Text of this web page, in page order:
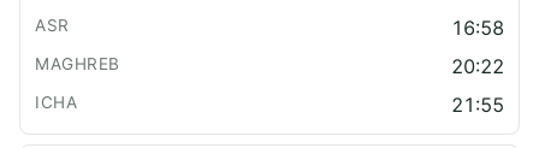
16:58
20:22
21:55